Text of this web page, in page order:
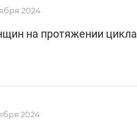
2024
на протяжении цикла
2024